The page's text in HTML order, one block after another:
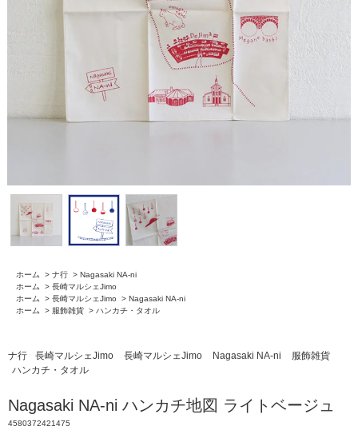
ホーム > ナ行 > Nagasaki NA-ni
ホーム
> 長崎マルシェJimo
ホーム
> 長崎マルシェJimo > Nagasaki NA-ni
ホーム
> 服飾雑貨 > ハンカチ・タオル
ナ行 長崎マルシェJimo 長崎マルシェJimo Nagasaki NA-ni
服飾雑貨
ハンカチ・タオル
Nagasaki NA-ni ハンカチ地図 ライトベージュ
4580372421475